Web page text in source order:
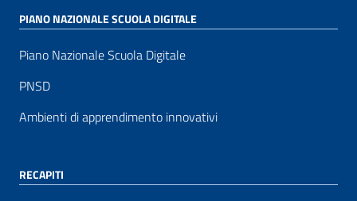
PIANO NAZIONALE SCUOLA DIGITALE
Piano Nazionale Scuola Digitale
PNSD
Ambienti di apprendimento innovativi
RECAPITI